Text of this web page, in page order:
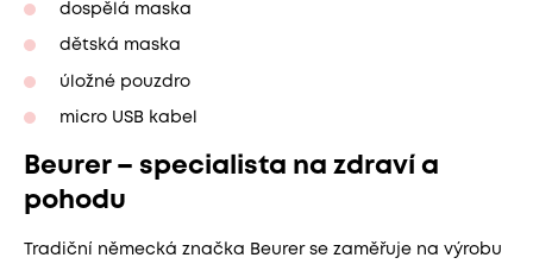
dospělá maska
dětská maska
úložné pouzdro
micro USB kabel
Beurer – specialista na zdraví a
pohodu
Tradiční německá značka Beurer se zaměřuje na výrobu